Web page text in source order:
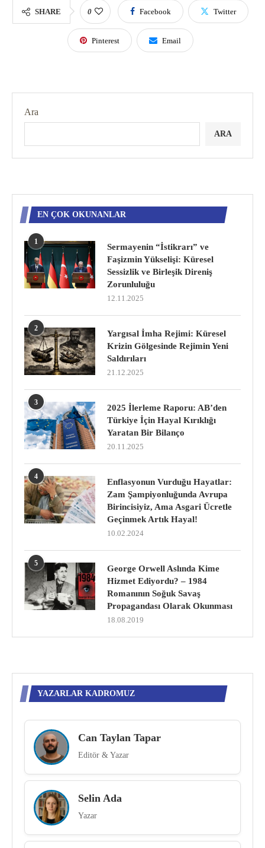
SHARE 0 Facebook Twitter
Pinterest Email
Ara
ARA
EN ÇOK OKUNANLAR
1
Sermayenin “İstikrarı” ve
Faşizmin Yükselişi: Küresel
Sessizlik ve Birleşik Direniş
Zorunluluğu
12.11.2025
2
Yargısal İmha Rejimi: Küresel
Krizin Gölgesinde Rejimin Yeni
Saldırıları
21.12.2025
3
2025 İlerleme Raporu: AB’den
Türkiye İçin Hayal Kırıklığı
Yaratan Bir Bilanço
20.11.2025
4
Enflasyonun Vurduğu Hayatlar:
Zam Şampiyonluğunda Avrupa
Birincisiyiz, Ama Asgari Ücretle
Geçinmek Artık Hayal!
10.02.2024
5
George Orwell Aslında Kime
Hizmet Ediyordu? – 1984
Romanının Soğuk Savaş
Propagandası Olarak Okunması
18.08.2019
YAZARLAR KADROMUZ
Can Taylan Tapar
Editör & Yazar
Selin Ada
Yazar